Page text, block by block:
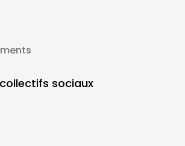
sociaux